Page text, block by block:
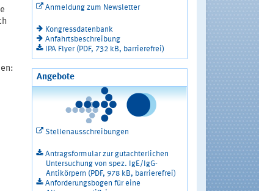
Anmeldung zum Newsletter
Kongressdatenbank
Anfahrtsbeschreibung
IPA Flyer (PDF, 732 kB, barrierefrei)
Angebote
Stellenausschreibungen
Antragsformular zur gutachterlichen
Untersuchung von spez. IgE/IgG-
Antikörpern (PDF, 978 kB, barrierefrei)
Anforderungsbogen für eine